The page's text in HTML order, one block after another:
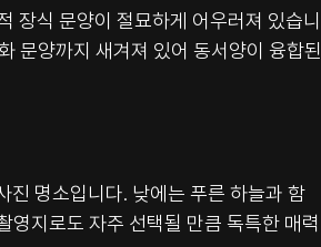
장식 문양이 절묘하게 어우러져 있습니
문양까지 새겨져 있어 동서양이 융합된
진 명소입니다. 낮에는 푸른 하늘과 함
영지로도 자주 선택될 만큼 독특한 매력